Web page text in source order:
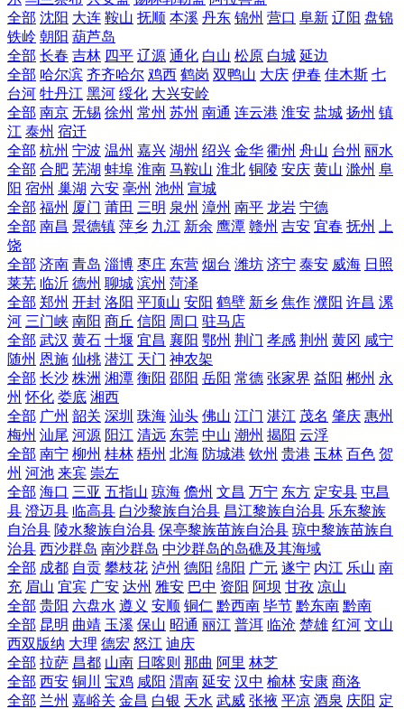
全部 沈阳 大连 鞍山 抚顺 本溪 丹东 锦州 营口 阜新 辽阳 盘锦
铁岭 朝阳 葫芦岛
全部 长春 吉林 四平 辽源 通化 白山 松原 白城 延边
全部 哈尔滨 齐齐哈尔 鸡西 鹤岗 双鸭山 大庆 伊春 佳木斯 七
台河 牡丹江 黑河 绥化 大兴安岭
全部 南京 无锡 徐州 常州 苏州 南通 连云港 淮安 盐城 扬州 镇
江 泰州 宿迁
全部 杭州 宁波 温州 嘉兴 湖州 绍兴 金华 衢州 舟山 台州 丽水
全部 合肥 芜湖 蚌埠 淮南 马鞍山 淮北 铜陵 安庆 黄山 滁州 阜
阳 宿州 巢湖 六安 亳州 池州 宣城
全部 福州 厦门 莆田 三明 泉州 漳州 南平 龙岩 宁德
全部 南昌 景德镇 萍乡 九江 新余 鹰潭 赣州 吉安 宜春 抚州
上
饶
全部 济南 青岛 淄博 枣庄 东营 烟台 潍坊 济宁 泰安 威海 日照
莱芜 临沂 德州 聊城 滨州 菏泽
全部 郑州 开封 洛阳 平顶山 安阳 鹤壁 新乡 焦作 濮阳 许昌 漯
河 三门峡 南阳 商丘 信阳 周口 驻马店
全部 武汉 黄石 十堰 宜昌 襄阳 鄂州 荆门 孝感 荆州 黄冈 咸宁
随州 恩施 仙桃 潜江 天门 神农架
全部 长沙 株洲 湘潭 衡阳 邵阳 岳阳 常德 张家界 益阳 郴州 永
州 怀化 娄底 湘西
全部 广州 韶关 深圳 珠海 汕头 佛山 江门 湛江 茂名 肇庆 惠州
梅州 汕尾 河源 阳江 清远 东莞 中山 潮州 揭阳 云浮
全部 南宁 柳州 桂林 梧州 北海 防城港 钦州 贵港 玉林 百色 贺
州 河池 来宾 崇左
全部 海口 三亚 五指山 琼海 儋州 文昌 万宁 东方 定安县 屯昌
县 澄迈县 临高县 白沙黎族自治县 昌江黎族自治县 乐东黎族
自治县 陵水黎族自治县 保亭黎族苗族自治县 琼中黎族苗族自
治县 西沙群岛 南沙群岛 中沙群岛的岛礁及其海域
全部 成都 自贡 攀枝花 泸州 德阳 绵阳 广元 遂宁 内江 乐山 南
充 眉山 宜宾 广安 达州 雅安 巴中 资阳 阿坝 甘孜 凉山
全部 贵阳 六盘水 遵义 安顺 铜仁 黔西南 毕节 黔东南 黔南
全部 昆明 曲靖 玉溪 保山 昭通 丽江 普洱 临沧 楚雄 红河 文山
西双版纳 大理 德宏 怒江 迪庆
全部 拉萨 昌都 山南 日喀则 那曲 阿里 林芝
全部 西安 铜川 宝鸡 咸阳 渭南 延安 汉中 榆林 安康 商洛
全部 兰州 嘉峪关 金昌 白银 天水 武威 张掖 平凉 酒泉 庆阳 定